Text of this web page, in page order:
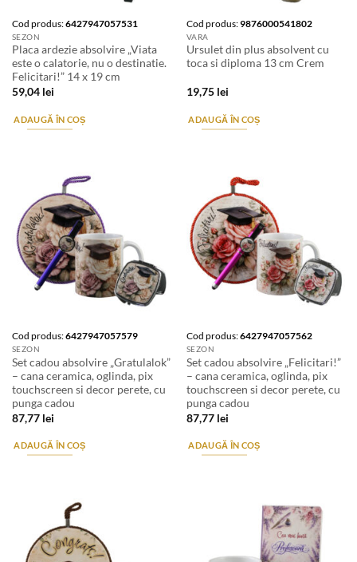
Cod produs:6427947057531
SEZON
Placa ardezie absolvire „Viata
este o calatorie, nu o destinatie.
Felicitari!” 14 x 19 cm
59,04 lei
ADAUGĂ ÎN COȘ
Cod produs:9876000541802
VARA
Ursulet din plus absolvent cu
toca si diploma 13 cm Crem
19,75 lei
ADAUGĂ ÎN COȘ
Cod produs:6427947057579
SEZON
Set cadou absolvire „Gratulalok”
– cana ceramica, oglinda, pix
touchscreen si decor perete, cu
punga cadou
87,77 lei
ADAUGĂ ÎN COȘ
Cod produs:6427947057562
SEZON
Set cadou absolvire „Felicitari!”
– cana ceramica, oglinda, pix
touchscreen si decor perete, cu
punga cadou
87,77 lei
ADAUGĂ ÎN COȘ